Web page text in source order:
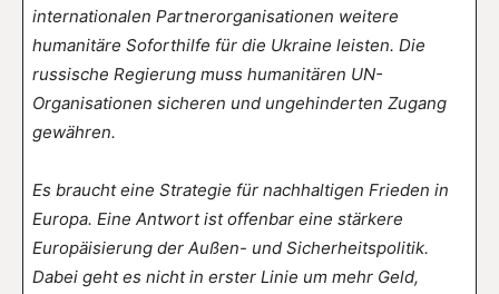
internationalen Partnerorganisationen weitere
humanitäre Soforthilfe für die Ukraine leisten. Die
russische Regierung muss humanitären UN-
Organisationen sicheren und ungehinderten Zugang
gewähren.
Es braucht eine Strategie für nachhaltigen Frieden in
Europa. Eine Antwort ist offenbar eine stärkere
Europäisierung der Außen- und Sicherheitspolitik.
Dabei geht es nicht in erster Linie um mehr Geld,